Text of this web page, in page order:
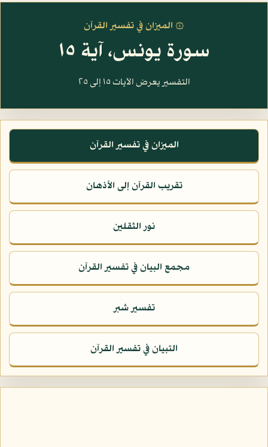
۞ الميزان في تفسير القرآن
سورة يونس، آية ١٥
التفسير يعرض الآيات ١٥ إلى ٢٥
الميزان في تفسير القرآن
تقريب القرآن إلى الأذهان
نور الثقلين
مجمع البيان في تفسير القرآن
تفسير شبر
التبيان في تفسير القرآن